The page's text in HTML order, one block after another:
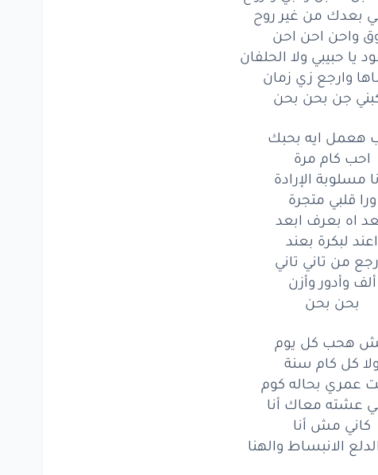
جن بحنبحن
ايه بحبك
كاممرة
قلبي متجرة
اهبعرفابعد
لبكرة بعند
من تانيتاني
وأدور وأزن
بحن
هحب كل
كلكامسنة
عمريبحاله كوم
بعدك من غير روح
واحن احن احن
يا حبيبي ولا الحلفان
وارجع زي زمان
جن بحن بحن
هعمل ايه بحبك
احب كام مرة
مسلوبة الإرادة
ورا قلبي متجرة
اه بعرف ابعد
اعند لبكرة بعند
من تاني تاني
ألف وأدور وأزن
بحن بحن
هحب كل يوم
ولا كل كام سنة
عمري بحاله كوم
عشته معاك أنا
كاني مش أنا
الانبساط والهنا